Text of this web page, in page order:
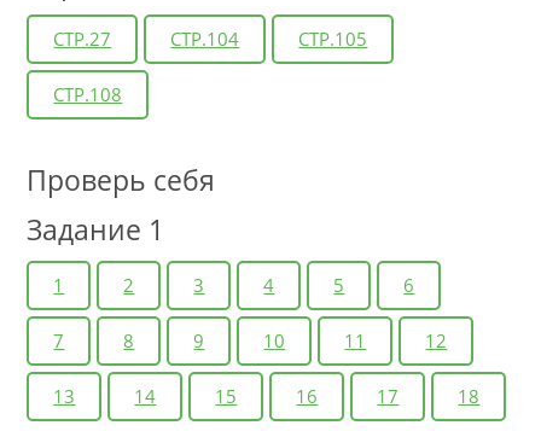
СТР.27 СТР.104 СТР.105
СТР.108
Проверь себя
Задание 1
1 2 3 4 5 6
7 8 9 10 11 12
13 14 15 16 17 18